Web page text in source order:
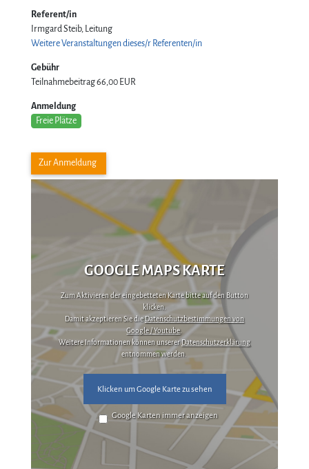
Referent/in
Irmgard Steib, Leitung
Weitere Veranstaltungen dieses/r Referenten/in
Gebühr
Teilnahmebeitrag66,00 EUR
Anmeldung
Freie Plätze
Zur Anmeldung
GOOGLE MAPS KARTE
Zum Aktivieren der eingebetteten Karte bitte auf den Button
klicken.
Damit akzeptieren Sie dieDatenschutzbestimmungen von
Google / Youtube.
Weitere Informationen können unsererDatenschutzerklärung
entnommen werden.
Klicken um Google Karte zu sehen
Google Karten immer anzeigen